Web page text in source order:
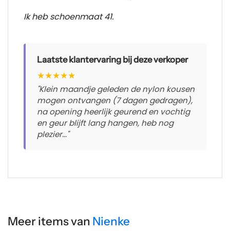
Ik heb schoenmaat 41.
Laatste klantervaring bij deze verkoper
★★★★★
"Klein maandje geleden de nylon kousen
mogen ontvangen (7 dagen gedragen),
na opening heerlijk geurend en vochtig
en geur blijft lang hangen, heb nog
plezier..."
Meer items van Nienke